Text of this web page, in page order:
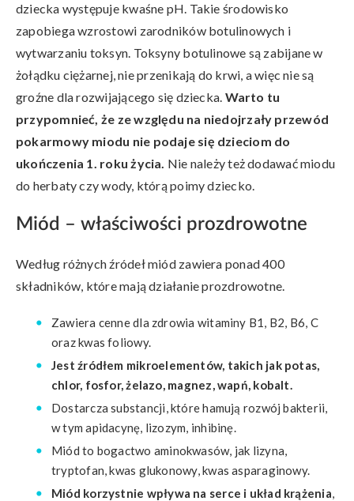
dziecka występuje kwaśne pH. Takie środowisko
zapobiega wzrostowi zarodników botulinowych i
wytwarzaniu toksyn. Toksyny botulinowe są zabijane w
żołądku ciężarnej, nie przenikają do krwi, a więc nie są
groźne dla rozwijającego się dziecka. Warto tu
przypomnieć, że ze względu na niedojrzały przewód
pokarmowy miodu nie podaje się dzieciom do
ukończenia 1. roku życia. Nie należy też dodawać miodu
do herbaty czy wody, którą poimy dziecko.
Miód – właściwości prozdrowotne
Według różnych źródeł miód zawiera ponad 400
składników, które mają działanie prozdrowotne.
Zawiera cenne dla zdrowia witaminy B1, B2, B6, C
oraz kwas foliowy.
Jest źródłem mikroelementów, takich jak potas,
chlor, fosfor, żelazo, magnez, wapń, kobalt.
Dostarcza substancji, które hamują rozwój bakterii,
w tym apidacynę, lizozym, inhibinę.
Miód to bogactwo aminokwasów, jak lizyna,
tryptofan, kwas glukonowy, kwas asparaginowy.
Miód korzystnie wpływa na serce i układ krążenia,